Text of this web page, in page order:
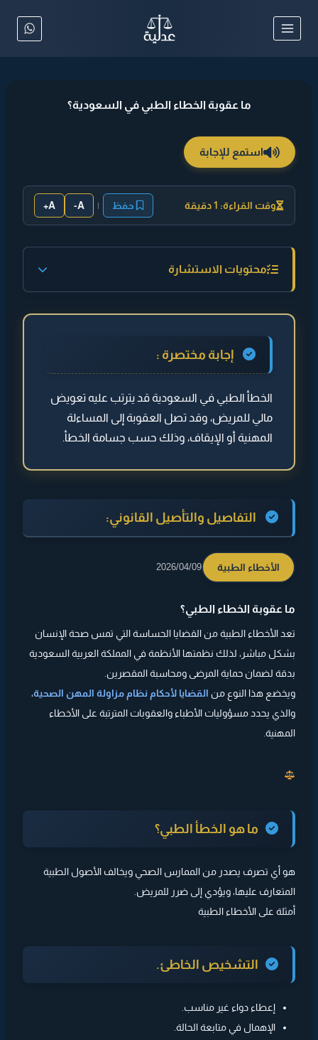
ما عقوبة الخطاء الطبي في السعودية؟
استمع للإجابة
وقت القراءة: 1 دقيقة حفظ |
A-
A+
محتويات الاستشارة
◄ إجابة مختصرة :
◄ التفاصيل والتأصيل القانوني:
◄ ما هو الخطأ الطبي؟
◄ التشخيص الخاطئ.
◄ متى تثبت المسؤولية؟
◄ الهدف من النظام
إجابة مختصرة :
الخطأ الطبي في السعودية قد يترتب عليه تعويض
مالي للمريض، وقد تصل العقوبة إلى المساءلة
المهنية أو الإيقاف، وذلك حسب جسامة الخطأ.
التفاصيل والتأصيل القانوني:
الأخطاء الطبية 2026/04/09
ما عقوبة الخطاء الطبي؟
تعد الأخطاء الطبية من القضايا الحساسة التي تمس صحة الإنسان
بشكل مباشر، لذلك نظمتها الأنظمة في المملكة العربية السعودية
بدقة لضمان حماية المرضى ومحاسبة المقصرين.
ويخضع هذا النوع من القضايا لأحكام نظام مزاولة المهن الصحية،
والذي يحدد مسؤوليات الأطباء والعقوبات المترتبة على الأخطاء
المهنية.
ما هو الخطأ الطبي؟
هو أي تصرف يصدر من الممارس الصحي ويخالف الأصول الطبية
المتعارف عليها، ويؤدي إلى ضرر للمريض.
أمثلة على الأخطاء الطبية
التشخيص الخاطئ.
إعطاء دواء غير مناسب.
الإهمال في متابعة الحالة.